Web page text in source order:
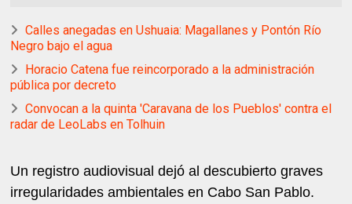
Calles anegadas en Ushuaia: Magallanes y Pontón Río
Negro bajo el agua
Horacio Catena fue reincorporado a la administración
pública por decreto
Convocan a la quinta 'Caravana de los Pueblos' contra el
radar de LeoLabs en Tolhuin
Un registro audiovisual dejó al descubierto graves
irregularidades ambientales en Cabo San Pablo.